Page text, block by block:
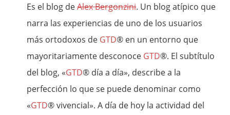
Es el blog deAlex Bergonzini. Un blog atípico que
narra las experiencias de uno de los usuarios
más ortodoxos de GTD® en un entorno que
mayoritariamente desconoce GTD®. El subtítulo
del blog, «GTD® día a día», describe a la
perfección lo que se puede denominar como
«GTD® vivencial». A día de hoy la actividad del